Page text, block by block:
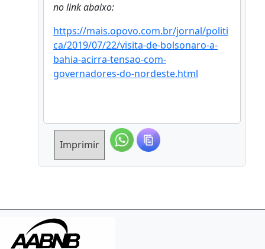
no link abaixo:
https://mais.opovo.com.br/jornal/politi
ca/2019/07/22/visita-de-bolsonaro-a-
bahia-acirra-tensao-com-
governadores-do-nordeste.html
Imprimir